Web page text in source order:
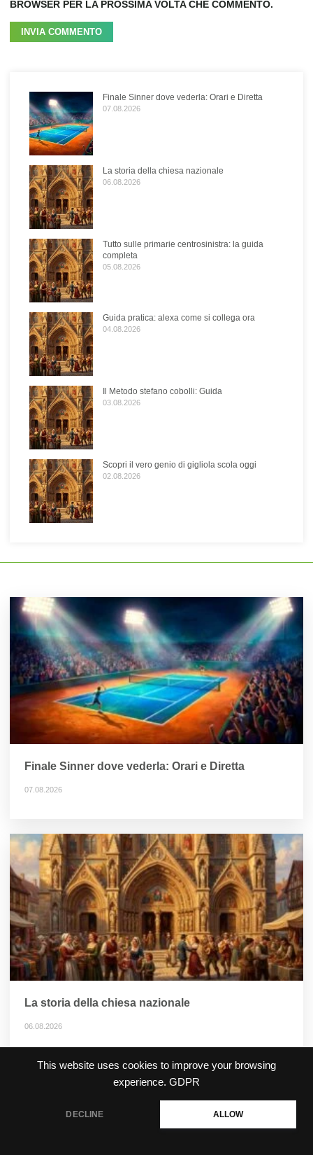
This website uses cookies to improve your browsing
experience. GDPR
DECLINE ALLOW
BROWSER PER LA PROSSIMA VOLTA CHE COMMENTO.
Finale Sinner dove vederla: Orari e Diretta
07.08.2026
La storia della chiesa nazionale
06.08.2026
Tutto sulle primarie centrosinistra: la guida
completa
05.08.2026
Guida pratica: alexa come si collega ora
04.08.2026
Il Metodo stefano cobolli: Guida
03.08.2026
Scopri il vero genio di gigliola scola oggi
02.08.2026
Finale Sinner dove vederla: Orari e Diretta
07.08.2026
La storia della chiesa nazionale
06.08.2026